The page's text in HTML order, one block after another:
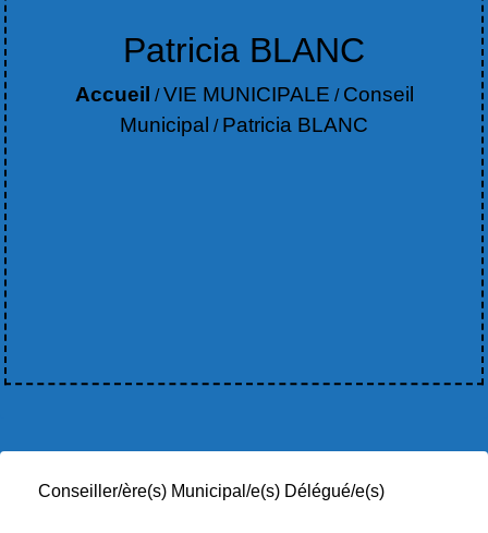
Patricia BLANC
Accueil /VIE MUNICIPALE / Conseil
Municipal / Patricia BLANC
Conseiller/ère(s) Municipal/e(s) Délégué/e(s)